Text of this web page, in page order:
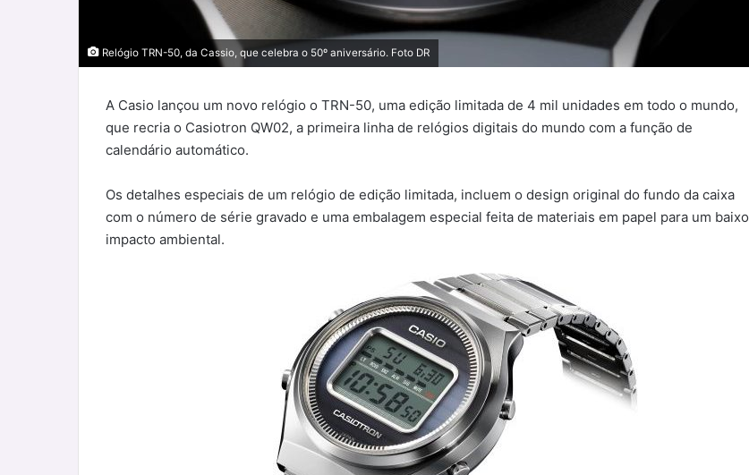
Relógio TRN-50, da Cassio, que celebra o 50º aniversário. Foto DR
A Casio lançou um novo relógio o TRN-50, uma edição limitada de 4 mil unidades em todo o mundo,
que recria o Casiotron QW02, a primeira linha de relógios digitais do mundo com a função de
calendário automático.
Os detalhes especiais de um relógio de edição limitada, incluem o design original do fundo da caixa
com o número de série gravado e uma embalagem especial feita de materiais em papel para um baixo
impacto ambiental.